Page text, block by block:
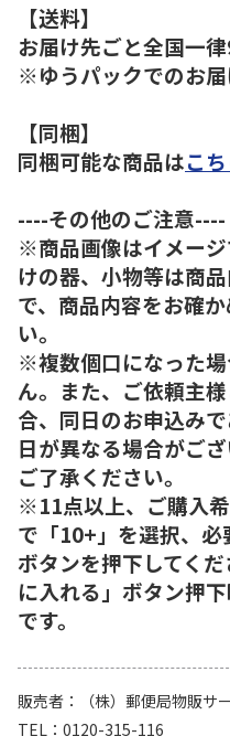
【送料】
お届け先ごと全国一律
※ゆうパックでのお届
【同梱】
同梱可能な商品はこ
----その他のご注意----
※商品画像はイメー
けの器、小物等は商
で、商品内容をお確
い。
※複数個口になった
ん。また、ご依頼主
合、同日のお申込み
日が異なる場合がご
ご了承ください。
※11点以上、ご購入
で「10+」を選択、必
ボタンを押下してく
に入れる」ボタン押
です。
販売者
（株）郵便局物販サ
TEL
0120-315-116